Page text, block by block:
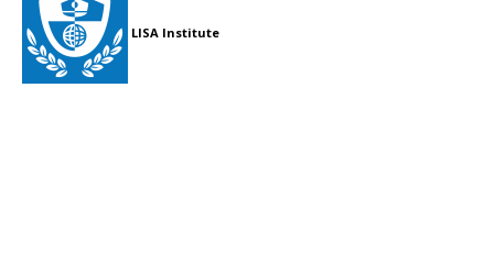
LISA Institute